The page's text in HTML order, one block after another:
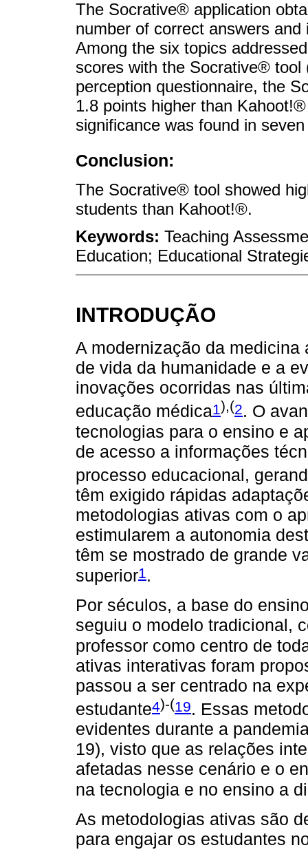
The Socrative® application
number of correct answers and
Among the six topics
scores with the Socrative®
perception questionnaire, the
1.8 points higher than
significance was found in
Conclusion:
The Socrative® tool showed
students than Kahoot!®.
Keywords: Teaching
Education; Educational
INTRODUÇÃO
A modernização da
de vida da humanidade e a
inovações ocorridas nas
educação médica1),(2. O
tecnologias para o ensino e
de acesso a informações
processo educacional,
têm exigido rápidas
metodologias ativas com o
estimularem a autonomia
têm se mostrado de grande
superior1.
Por séculos, a base do
seguiu o modelo tradicional,
professor como centro de
ativas interativas foram
passou a ser centrado na
estudante4)-(19. Essas
evidentes durante a
19), visto que as relações
afetadas nesse cenário e o
na tecnologia e no ensino a
As metodologias ativas são
para engajar os estudantes